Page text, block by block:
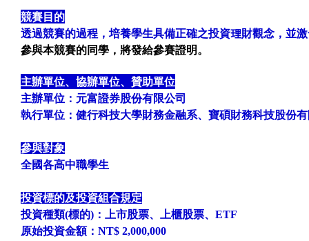
競賽目的
透過競賽的過程，培養學生具備正確之投資理財觀念，並
參與本競賽的同學，將發給參賽證明。
主辦單位、協辦單位、贊助單位
主辦單位： 元富證券股份有限公司
執行單位：健行科技大學財務金融系、寶碩財務科技股份
參與對象
全國各高中職學生
投資標的及投資組合規定
投資種類(標的)：上市股票、上櫃股票、ETF
原始投資金額：NT$ 2,000,000